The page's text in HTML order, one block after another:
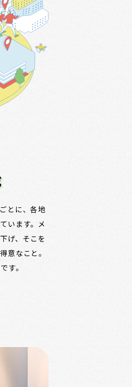
とに、各地
います。メ
げ、そこを
意なこと。
す。